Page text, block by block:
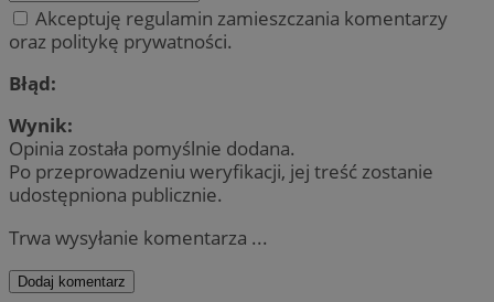
Akceptuję regulamin zamieszczania komentarzy
oraz politykę prywatności.
Błąd:
Wynik:
Opinia została pomyślnie dodana.
Po przeprowadzeniu weryfikacji, jej treść zostanie
udostępniona publicznie.
Trwa wysyłanie komentarza ...
Dodaj komentarz